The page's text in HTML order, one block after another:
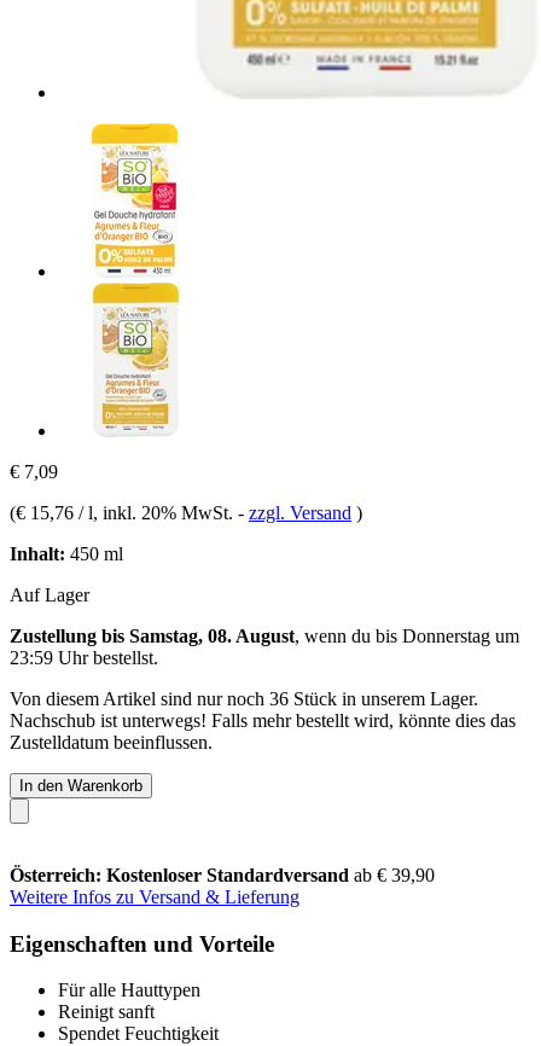
€ 7,09
(€ 15,76 / l, inkl. 20% MwSt. - zzgl. Versand )
Inhalt: 450 ml
Auf Lager
Zustellung bis Samstag, 08. August, wenn du bis Donnerstag um
23:59 Uhrbestellst.
Von diesem Artikel sind nur noch 36 Stück in unserem Lager.
Nachschub ist unterwegs! Falls mehr bestellt wird, könnte dies das
Zustelldatum beeinflussen.
In den Warenkorb
Österreich: Kostenloser Standardversand ab € 39,90
Weitere Infos zu Versand & Lieferung
Eigenschaften und Vorteile
Für alle Hauttypen
Reinigt sanft
Spendet Feuchtigkeit